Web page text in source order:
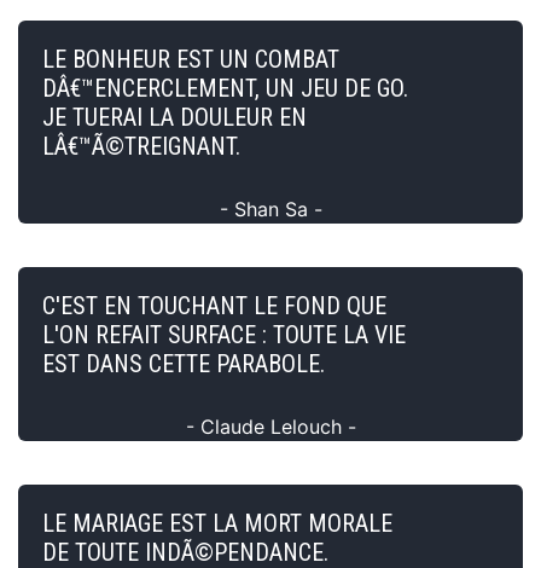
LE BONHEUR EST UN COMBAT
DÂ€™ENCERCLEMENT, UN JEU DE GO.
JE TUERAI LA DOULEUR EN
LÂ€™Ã©TREIGNANT.
- Shan Sa -
C'EST EN TOUCHANT LE FOND QUE
L'ON REFAIT SURFACE : TOUTE LA VIE
EST DANS CETTE PARABOLE.
- Claude Lelouch -
LE MARIAGE EST LA MORT MORALE
DE TOUTE INDÃ©PENDANCE.